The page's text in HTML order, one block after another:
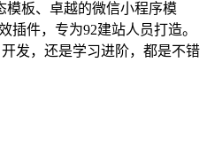
模板、卓越的微信小程序模
插件，专为92建站人员打造。
发，还是学习进阶，都是不错